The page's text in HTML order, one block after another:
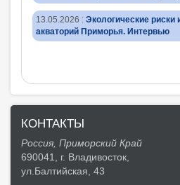
13.05.2026 : Экологические риски
акваторий Приморья. Интервью
КОНТАКТЫ
Россия, Приморский Край
690041, г. Владивосток,
ул.Балтийская, 43